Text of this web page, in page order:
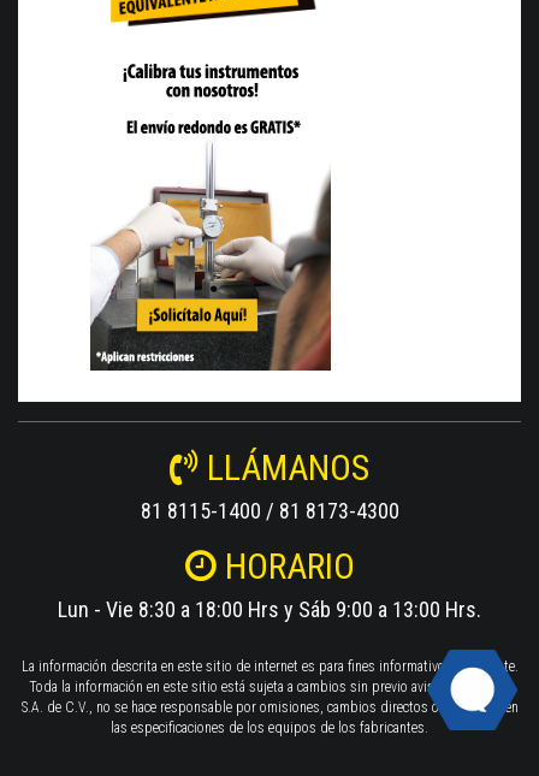
LLÁMANOS
81 8115-1400 / 81 8173-4300
HORARIO
Lun - Vie 8:30 a 18:00 Hrs y Sáb 9:00 a 13:00 Hrs.
La información descrita en este sitio de internet es para fines informativos solamente.
Toda la información en este sitio está sujeta a cambios sin previo aviso. TWILIGHT
S.A. de C.V., no se hace responsable por omisiones, cambios directos o indirectos en
las especificaciones de los equipos de los fabricantes.